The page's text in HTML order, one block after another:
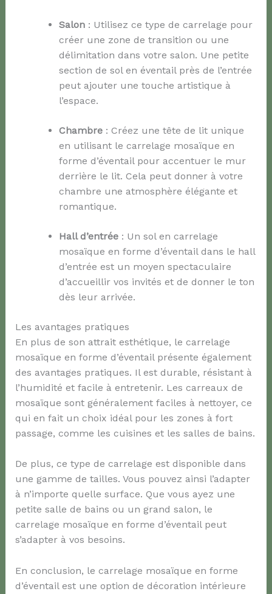
Salon: Utilisez ce type de carrelage pour
créer une zone de transition ou une
délimitation dans votre salon. Une petite
section de sol en éventail près de l’entrée
peut ajouter une touche artistique à
l’espace.
Chambre: Créez une tête de lit unique
en utilisant le carrelage mosaïque en
forme d’éventail pour accentuer le mur
derrière le lit. Cela peut donner à votre
chambre une atmosphère élégante et
romantique.
Hall d’entrée: Un sol en carrelage
mosaïque en forme d’éventail dans le hall
d’entrée est un moyen spectaculaire
d’accueillir vos invités et de donner le ton
dès leur arrivée.
Les avantages pratiques
En plus de son attrait esthétique, le carrelage
mosaïque en forme d’éventail présente également
des avantages pratiques. Il est durable, résistant à
l’humidité et facile à entretenir. Les carreaux de
mosaïque sont généralement faciles à nettoyer, ce
qui en fait un choix idéal pour les zones à fort
passage, comme les cuisines et les salles de bains.
De plus, ce type de carrelage est disponible dans
une gamme de tailles. Vous pouvez ainsi l’adapter
à n’importe quelle surface. Que vous ayez une
petite salle de bains ou un grand salon, le
carrelage mosaïque en forme d’éventail peut
s’adapter à vos besoins.
En conclusion, le carrelage mosaïque en forme
d’éventail est une option de décoration intérieure